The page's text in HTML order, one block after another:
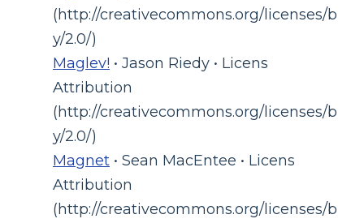
(http://creativecommons.org/licenses/b
y/2.0/)
Maglev! • Jason Riedy • Licens
Attribution
(http://creativecommons.org/licenses/b
y/2.0/)
Magnet • Sean MacEntee • Licens
Attribution
(http://creativecommons.org/licenses/b